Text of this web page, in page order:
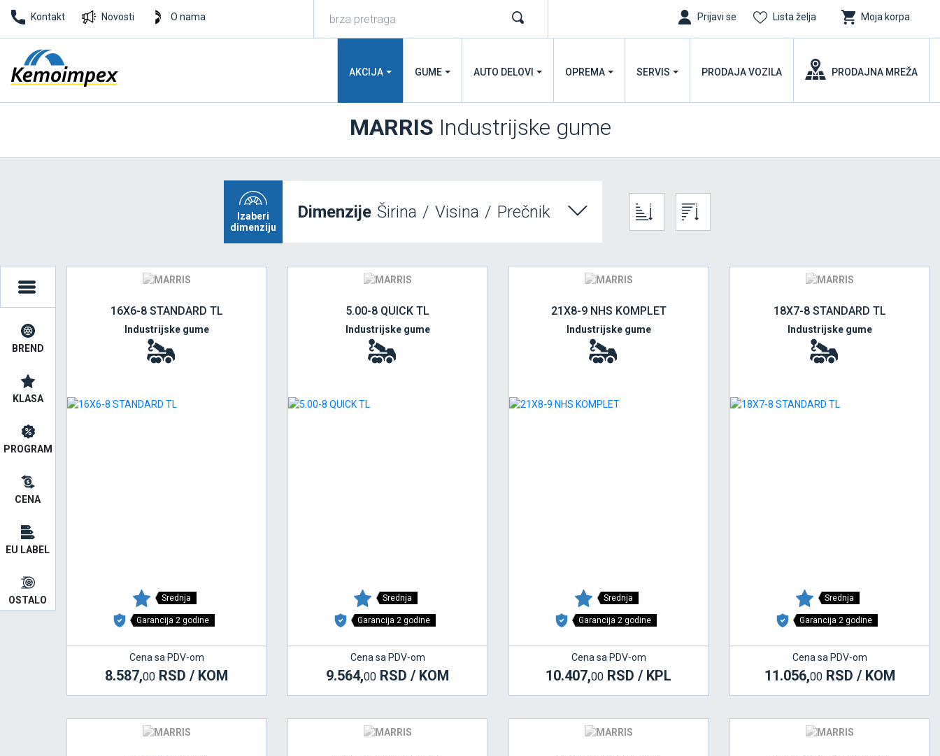
Kontakt Novosti O nama Prijavi se Lista želja Moja korpa
AKCIJA GUME AUTO DELOVI OPREMA SERVIS PRODAJA VOZILA PRODAJNA MREŽA
MARRIS Industrijske gume
Izaberi
dimenziju
Dimenzije Širina / Visina / Prečnik
BREND
KLASA
PROGRAM
CENA
EU LABEL
OSTALO
16X6-8 STANDARD TL
Industrijske gume
Srednja
Garancija 2 godine
Cena sa PDV-om
8.587,00 RSD / KOM
5.00-8 QUICK TL
Industrijske gume
Srednja
Garancija 2 godine
Cena sa PDV-om
9.564,00 RSD / KOM
21X8-9 NHS KOMPLET
Industrijske gume
Srednja
Garancija 2 godine
Cena sa PDV-om
10.407,00 RSD / KPL
18X7-8 STANDARD TL
Industrijske gume
Srednja
Garancija 2 godine
Cena sa PDV-om
11.056,00RSD / KOM